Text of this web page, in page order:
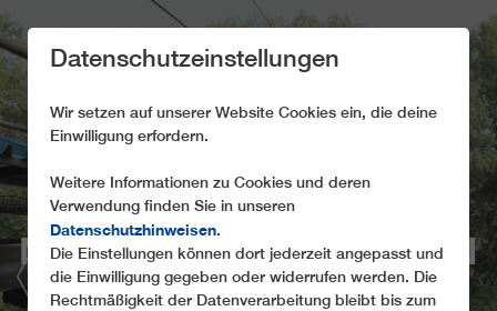
MATERIALSEILBAHNEN
FLYINGBELTS
Datenschutzeinstellungen
Wir setzen auf unserer Website Cookies ein, die deine
Einwilligung erfordern.
Weitere Informationen zu Cookies und deren
Verwendung finden Sie in unseren
Datenschutzhinweisen.
Die Einstellungen können dort jederzeit angepasst und
die Einwilligung gegeben oder widerrufen werden. Die
Rechtmäßigkeit der Datenverarbeitung bleibt bis zum